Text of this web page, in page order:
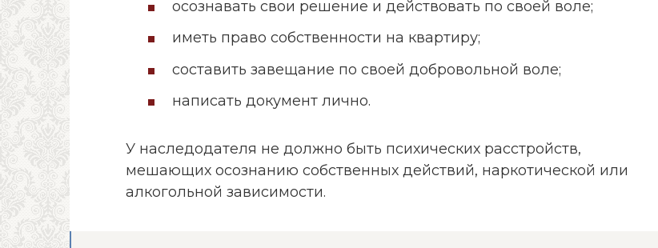
осознавать свои решение и действовать по своей воле;
иметь право собственности на квартиру;
составить завещание по своей добровольной воле;
написать документ лично.
У наследодателя не должно быть психических расстройств,
мешающих осознанию собственных действий, наркотической или
алкогольной зависимости.